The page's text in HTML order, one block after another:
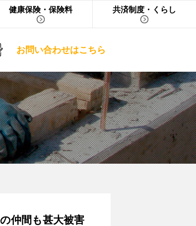
健康保険・保険料 共済制度・くらし
お問い合わせはこちら
仲間も甚大被害